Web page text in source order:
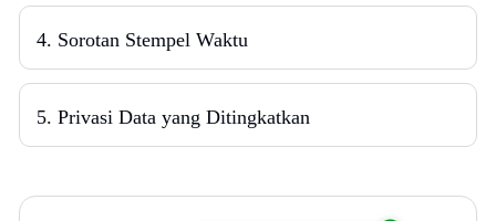
4. Sorotan Stempel Waktu
5. Privasi Data yang Ditingkatkan